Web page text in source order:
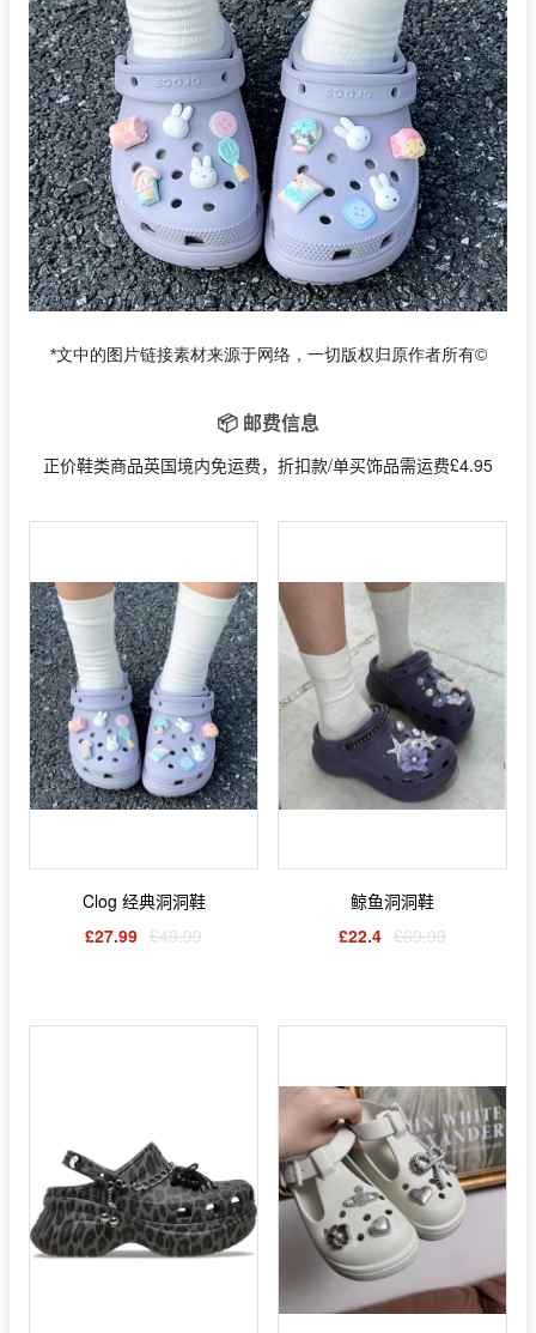
*文中的图片链接素材来源于网络，一切版权归原作者所有©
📦 邮费信息
正价鞋类商品英国境内免运费，折扣款/单买饰品需运费£4.95
Clog 经典洞洞鞋
£27.99 £49.99
鲸鱼洞洞鞋
£22.4 £69.99